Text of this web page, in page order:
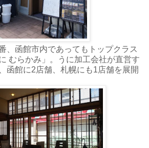
、函館市内であってもトップクラス
むらかみ」。うに加工会社が直営す
函館に2店舗、札幌にも1店舗を展開